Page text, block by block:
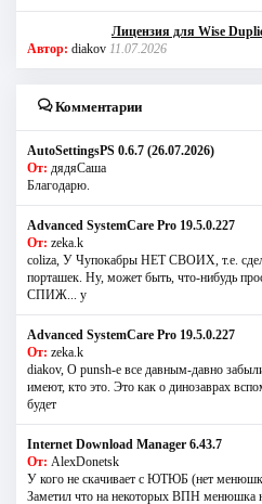
Лицензия для Wise
Автор: diakov 11.07.2026
Комментарии
AutoSettingsPS 0.6.7 (26.07.2026)
От: дядяСаша
Благодарю.
Advanced SystemCare Pro 19.5.0.227
От: zeka.k
coliza, У Чупокабры НЕТ СВОИХ, т.е.
порташек. Ну, может быть, что-нибудь
СПИЖ... у
Advanced SystemCare Pro 19.5.0.227
От: zeka.k
diakov, О punsh-е все давным-давно
имеют, кто это. Это как о динозаврах
будет
Internet Download Manager 6.43.7
От: AlexDonetsk
У кого не скачивает с ЮТЮБ (нет
Заметил что на некоторых ВПН менюшка